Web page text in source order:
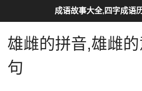
雄雌的拼音,雄雌
句
成语故事大全,四字成语